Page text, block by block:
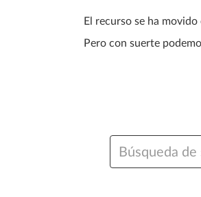
El recurso se ha
Pero con suerte